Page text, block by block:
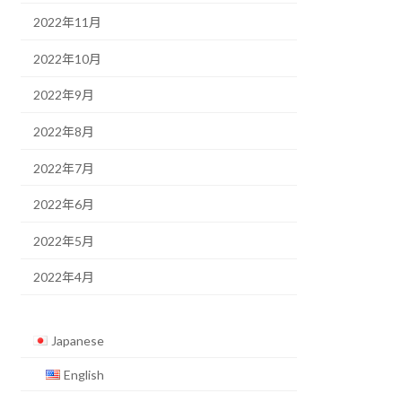
2022年11月
2022年10月
2022年9月
2022年8月
2022年7月
2022年6月
2022年5月
2022年4月
Japanese
English